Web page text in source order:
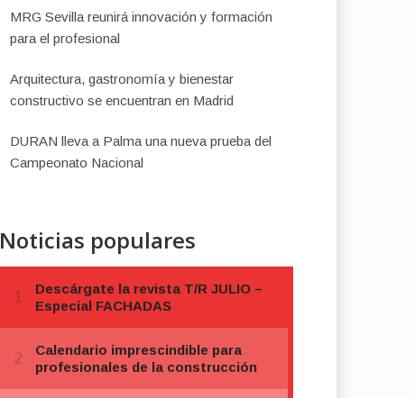
MRG Sevilla reunirá innovación y formación
para el profesional
Arquitectura, gastronomía y bienestar
constructivo se encuentran en Madrid
DURAN lleva a Palma una nueva prueba del
Campeonato Nacional
Noticias populares